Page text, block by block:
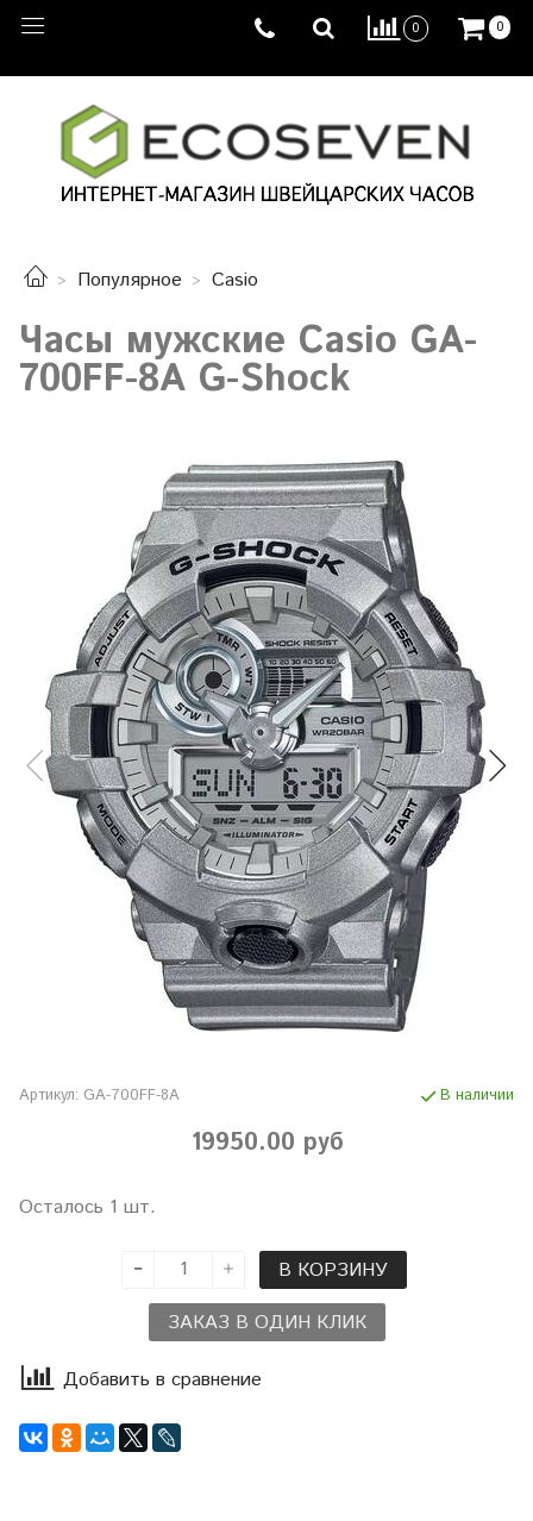
0 0
Популярное Casio
Часы мужские Casio GA-
700FF-8A G-Shock
Артикул: GA-700FF-8A В наличии
19950.00 руб
Осталось 1 шт.
В КОРЗИНУ
ЗАКАЗ В ОДИН КЛИК
Добавить в сравнение